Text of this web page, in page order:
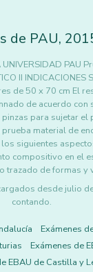
de PAU,
UNIVERSIDAD PAU
II
de 50 x 70 cm El
de acuerdo con
para sujetar el
material de
siguientes
compositivo en el
trazado de formas y
desde julio
contando.
Exámenes
Exámenes de
EBAU de Castilla y